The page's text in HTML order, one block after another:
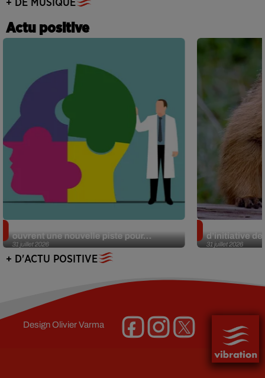
+ DE MUSIQUE
Actu positive
31 juillet 2026
ouvrent une nouvelle piste pour...
31 juillet 2026
d’initiative
+ D'ACTU POSITIVE
DesignOlivier Varma